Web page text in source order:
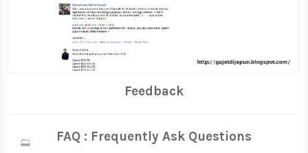
Feedback
FAQ : Frequently Ask Questions